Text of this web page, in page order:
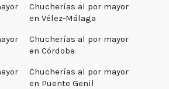
Chucherías al por mayor
en Vélez-Málaga
Chucherías al por mayor
en Córdoba
Chucherías al por mayor
en Puente Genil